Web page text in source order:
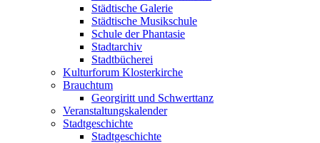
Städtische Galerie
Städtische Musikschule
Schule der Phantasie
Stadtarchiv
Stadtbücherei
Kulturforum Klosterkirche
Brauchtum
Georgiritt und Schwerttanz
Veranstaltungskalender
Stadtgeschichte
Stadtgeschichte